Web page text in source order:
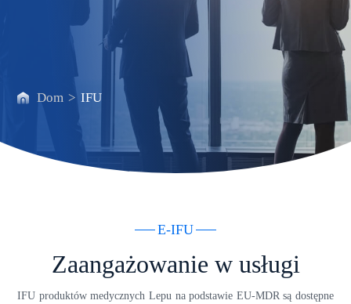
Dom > IFU
E-IFU
Zaangażowanie w usługi
IFU produktów medycznych Lepu na podstawie EU-MDR są dostępne